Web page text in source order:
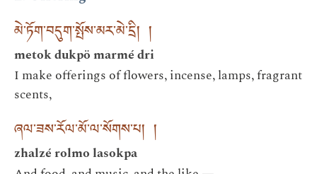
མེ་ཏོག་བདུག་སྤོས་མར་མེ་དྲི། །
metok dukpö marmé dri
I make offerings of flowers, incense, lamps, fragrant
scents,
ཞལ་ཟས་རོལ་མོ་ལ་སོགས་པ། །
zhalzé rolmo lasokpa